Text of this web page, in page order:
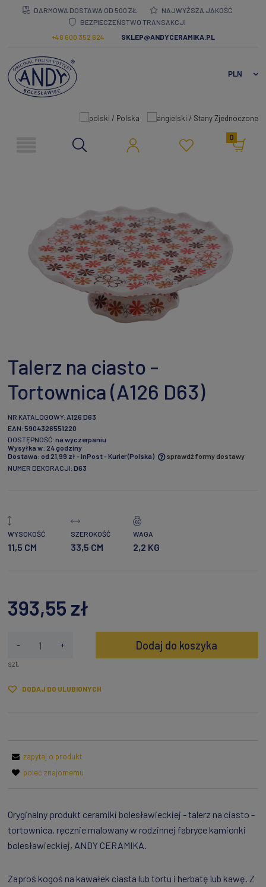
DARMOWA DOSTAWA OD 500 ZŁ
NAJWYŻSZA JAKOŚĆ
BEZPIECZEŃSTWO TRANSAKCJI
+48 600 352 624
SKLEP@ANDYCERAMIKA.PL
0
Talerz na ciasto -
Tortownica (A126 D63)
NR KATALOGOWY: A126 D63
EAN: 5904326551220
DOSTĘPNOŚĆ: na wyczerpaniu
Wysyłka w: 24 godziny
Dostawa: od 21,99 zł- InPost - Kurier(Polska)
Cena nie zawiera ewentualnych kosztów płatności
sprawdź formy dostawy
NUMER DEKORACJI: D63
WYSOKOŚĆ
11,5 CM
SZEROKOŚĆ
33,5 CM
WAGA
2,2 KG
393,55 zł
- +
szt.
Dodaj do koszyka
DODAJ DO ULUBIONYCH
zapytaj o produkt
poleć znajomemu
Oryginalny produkt ceramiki bolesławieckiej - talerz na ciasto -
tortownica, ręcznie malowany w rodzinnej fabryce kamionki
bolesławieckiej, ANDY CERAMIKA.
Zaproś kogoś na kawałek ciasta lub tortu i herbatę lub kawę. Z